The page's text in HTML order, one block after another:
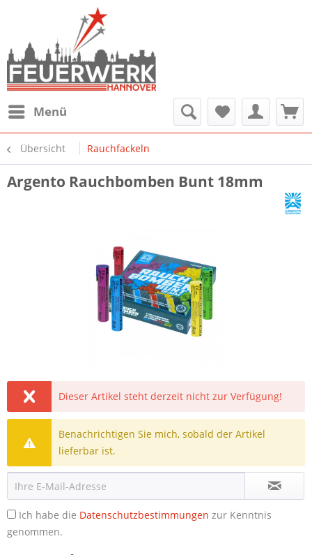
Menü
Übersicht Rauchfackeln
Argento Rauchbomben Bunt 18mm
Dieser Artikel steht derzeit nicht zur Verfügung!
Benachrichtigen Sie mich, sobald der Artikel
lieferbar ist.
Ich habe die Datenschutzbestimmungen zur Kenntnis
genommen.